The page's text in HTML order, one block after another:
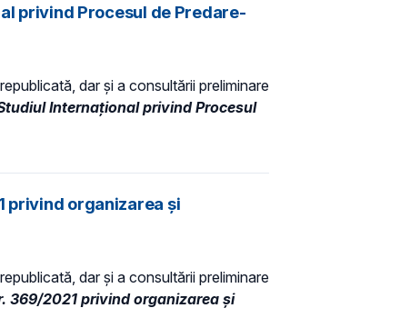
privind Procesul de Predare-
dar și a consultării preliminare
Internaţional privind Procesul
privind organizarea şi
dar și a consultării preliminare
369/2021 privind organizarea şi